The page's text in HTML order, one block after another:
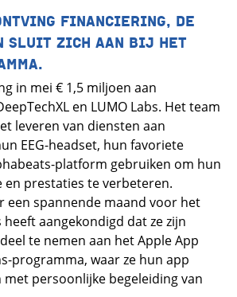
FINANCIERING, DE
SLUIT ZICH AAN BIJ HET
in mei € 1,5 miljoen aan
en LUMO Labs. Het team
leveren van diensten aan
EEG-headset, hun favoriete
platform gebruiken om hun
en prestaties te verbeteren.
een spannende maand voor het
aangekondigd dat ze zijn
te nemen aan het Apple App
programma, waar ze hun app
persoonlijke begeleiding van